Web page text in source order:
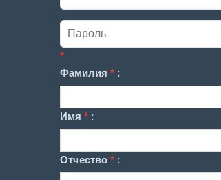
*
Фамилия * :
Имя * :
Отчество * :